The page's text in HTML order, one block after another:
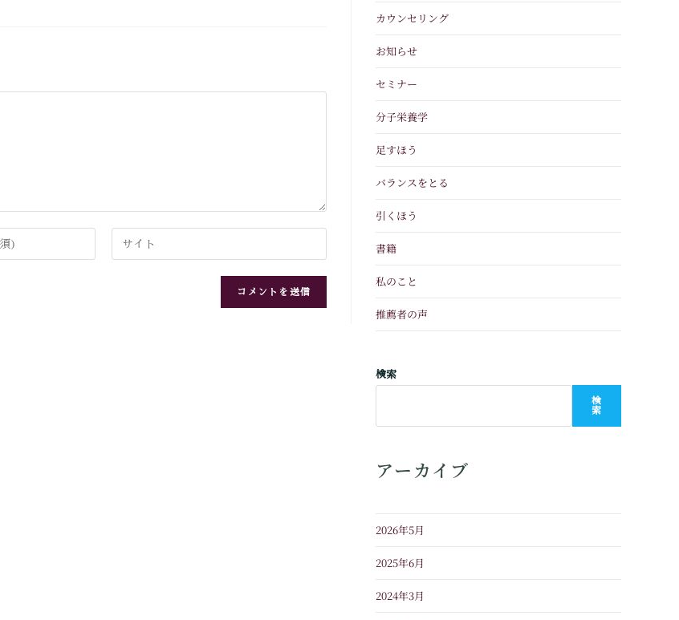
カウンセリング
お知らせ
セミナー
分子栄養学
足すほう
バランスをとる
引くほう
書籍
私のこと
推薦者の声
検索
検
索
アーカイブ
2026年5月
2025年6月
2024年3月